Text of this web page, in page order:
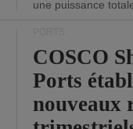
une puissance
COSCO
Ports
nouveaux